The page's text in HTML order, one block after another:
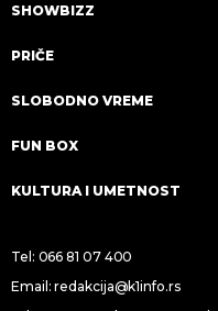
SHOWBIZZ
PRIČE
SLOBODNO VREME
FUN BOX
KULTURA I UMETNOST
Tel: 066 81 07 400
Email:redakcija@k1info.rs